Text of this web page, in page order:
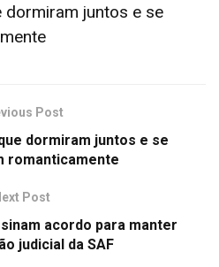
dormiram juntos e se
Post
dormiram juntos e se
romanticamente
Post
acordo para manter
judicial da SAF